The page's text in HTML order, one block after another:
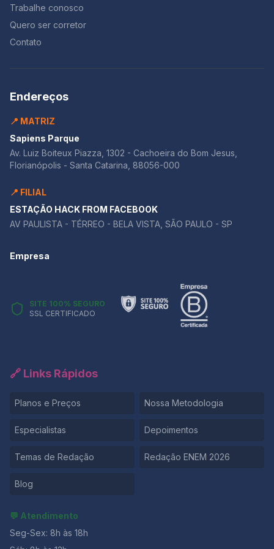
Trabalhe conosco
Quero ser corretor
Contato
Endereços
📍 MATRIZ
Sapiens Parque
Av. Luiz Boiteux Piazza, 1302 - Cachoeira do Bom Jesus,
Florianópolis - Santa Catarina, 88056-000
📍 FILIAL
ESTAÇÃO HACK FROM FACEBOOK
AV PAULISTA - TÉRREO - BELA VISTA, SÃO PAULO - SP
Empresa
SITE 100% SEGURO
SSL CERTIFICADO
🔗 Links Rápidos
Planos e Preços Nossa Metodologia
Especialistas Depoimentos
Temas de Redação Redação ENEM 2026
Blog
💬 Atendimento
Seg-Sex: 8h às 18h